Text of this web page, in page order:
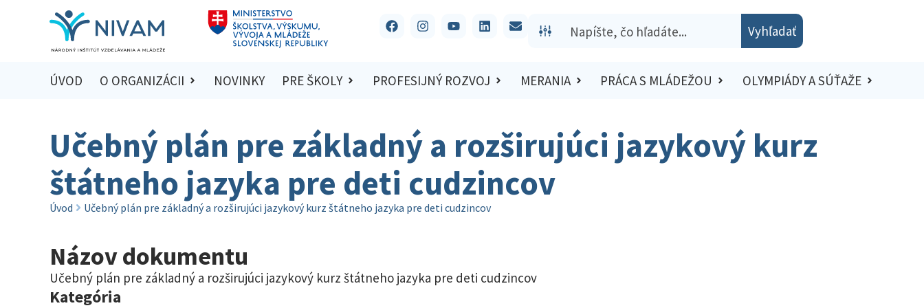
Vyhľadať
ÚVOD O ORGANIZÁCII NOVINKY PRE ŠKOLY PROFESIJNÝ ROZVOJ MERANIA PRÁCA S MLÁDEŽOU OLYMPIÁDY A SÚŤAŽE
Učebný plán pre základný a rozširujúci jazykový kurz
štátneho jazyka pre deti cudzincov
Úvod Učebný plán pre základný a rozširujúci jazykový kurz štátneho jazyka pre deti cudzincov
Názov dokumentu
Učebný plán pre základný a rozširujúci jazykový kurz štátneho jazyka pre deti cudzincov
Kategória